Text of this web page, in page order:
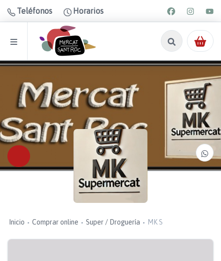
Teléfonos Horarios
Inicio Comprar online Super / Droguería MK S